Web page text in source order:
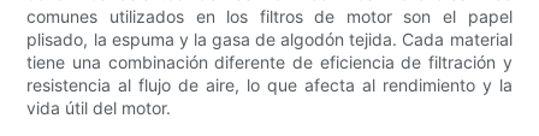
comunes utilizados en los filtros de motor son el papel
plisado, la espuma y la gasa de algodón tejida. Cada material
tiene una combinación diferente de eficiencia de filtración y
resistencia al flujo de aire, lo que afecta al rendimiento y la
vida útil del motor.